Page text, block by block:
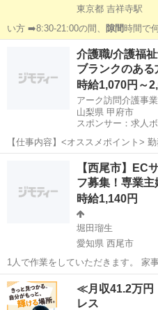
東京都 吉祥寺駅
い方 ➡️8:30-21:00の間、
隙間 時間で
吉祥寺駅 物
介護職/介護福
ブランクのあ
時給1,070円～
アーク訪問介護事
山梨県 甲府市
スポンサー：求人
【仕事内容】<オススメポイント>
のある方も歓迎いたします 扶養内
の両立が可能です!! <主な業務内容
助、身体介護等 【経験・資...
アルバイト・パート
【西尾市】EC
フ募集！専業主
時給1,140円
堀田瑠生
愛知県 西尾市
1人で作業をしていただきます。 家
せん。 小さなお…
愛知 西尾市 その他 スタ
≪月収41.2万円
レス